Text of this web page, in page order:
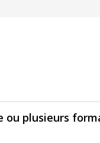
ou plusieurs